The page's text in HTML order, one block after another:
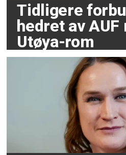
Tidligere
hedret av
Utøya-rom